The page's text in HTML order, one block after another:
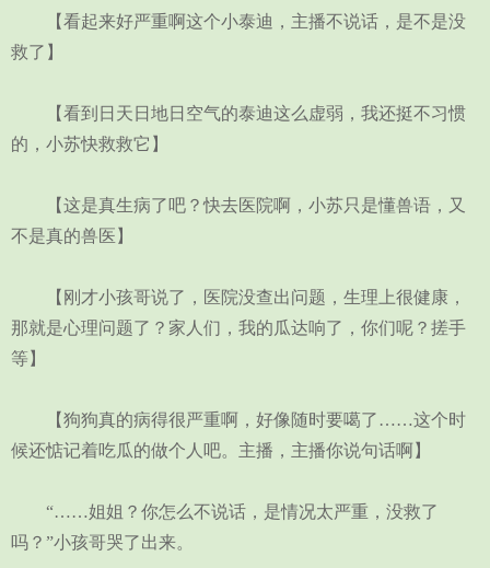
【看起来好严重啊这个小泰迪，主播不说话，是不是没
救了】
【看到日天日地日空气的泰迪这么虚弱，我还挺不习惯
的，小苏快救救它】
【这是真生病了吧？快去医院啊，小苏只是懂兽语，又
不是真的兽医】
【刚才小孩哥说了，医院没查出问题，生理上很健康，
那就是心理问题了？家人们，我的瓜达响了，你们呢？搓手
等】
【狗狗真的病得很严重啊，好像随时要噶了……这个时
候还惦记着吃瓜的做个人吧。主播，主播你说句话啊】
“……姐姐？你怎么不说话，是情况太严重，没救了
吗？”小孩哥哭了出来。